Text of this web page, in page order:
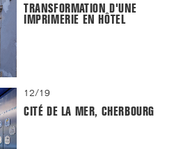
TRANSFORMATION D'UNE
IMPRIMERIE EN HÔTEL
12/19
CITÉ DE LA MER, CHERBOURG